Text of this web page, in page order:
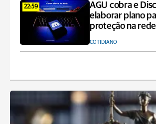
22:59
AGU cobra e
elaborar plano
proteção na rede
COTIDIANO